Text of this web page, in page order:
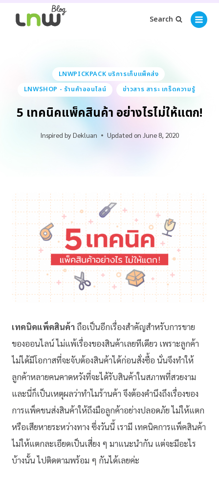
Search
LNWPICKPACK บริการเก็บแพ็คส่ง
LNWSHOP - ร้านค้าออนไลน์
ข่าวสาร สาระ เกร็ดความรู้
5 เทคนิคแพ็คสินค้า อย่างไรไม่ให้แตก!
Inspired by Dekluan Updated on June 8, 2020
เทคนิคแพ็คสินค้า ถือเป็นอีกเรื่องสำคัญสำหรับการขาย
ของออนไลน์ ไม่แพ้เรื่องของสินค้าเลยทีเดียว เพราะลูกค้า
ไม่ได้มีโอกาสที่จะจับต้องสินค้าได้ก่อนสั่งซื้อ นั่นจึงทำให้
ลูกค้าหลายคนคาดหวังที่จะได้รับสินค้าในสภาพที่สวยงาม
และนี่ก็เป็นเหตุผลว่าทำไมร้านค้า จึงต้องคำนึงถึงเรื่องของ
การแพ็คขนส่งสินค้าให้ถึงมือลูกค้าอย่างปลอดภัย ไม่ให้แตก
หรือเสียหายระหว่างทาง ซึ่งวันนี้ เรามี เทคนิคการแพ็คสินค้า
ไม่ให้แตกละเอียดเป็นเสี่ยง ๆ มาแนะนำกัน แต่จะมีอะไร
บ้างนั้น ไปติดตามพร้อม ๆ กันได้เลยค่ะ